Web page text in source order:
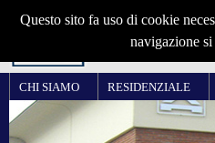
CHI SIAMO RESIDENZIALE